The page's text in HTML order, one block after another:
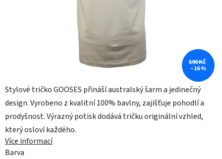
Stylové tričko GOOSES přináší australský šarm a jedinečný
design. Vyrobeno z kvalitní 100% bavlny, zajišťuje pohodlí a
prodyšnost. Výrazný potisk dodává tričku originální vzhled,
který osloví každého.
Více informací
Barva
590 KČ
–16 %